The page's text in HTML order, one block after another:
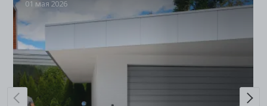
01 мая 2026